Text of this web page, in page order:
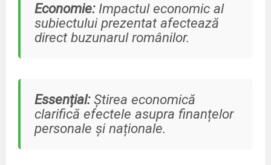
Economie:Impactul economic al
subiectului prezentat afectează
direct buzunarul românilor.
Essențial:Știrea economică
clarifică efectele asupra finanțelor
personale și naționale.